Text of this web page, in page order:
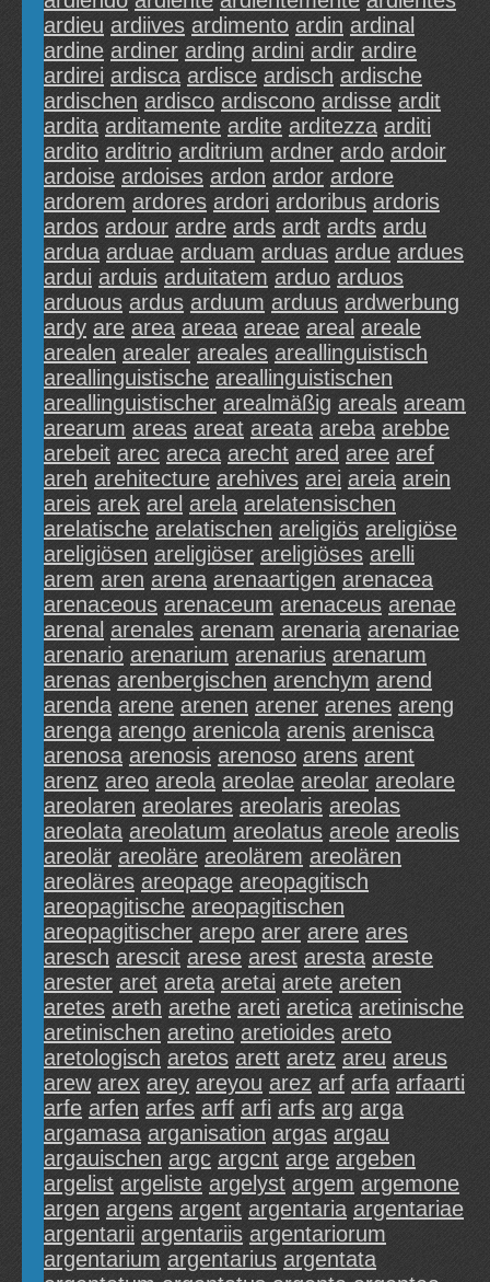
ardieu ardiives ardimento ardin ardinal
ardine ardiner arding ardini ardir ardire
ardirei ardisca ardisce ardisch ardische
ardischen ardisco ardiscono ardisse ardit
ardita arditamente ardite arditezza arditi
ardito arditrio arditrium ardner ardo ardoir
ardoise ardoises ardon ardor ardore
ardorem ardores ardori ardoribus ardoris
ardos ardour ardre ards ardt ardts ardu
ardua arduae arduam arduas ardue ardues
ardui arduis arduitatem arduo arduos
arduous ardus arduum arduus ardwerbung
ardy are area areaa areae areal areale
arealen arealer areales areallinguistisch
areallinguistische areallinguistischen
areallinguistischer arealmäßig areals aream
arearum areas areat areata areba arebbe
arebeit arec areca arecht ared aree aref
areh arehitecture arehives arei areia arein
areis arek arel arela arelatensischen
arelatische arelatischen areligiös areligiöse
areligiösen areligiöser areligiöses arelli
arem aren arena arenaartigen arenacea
arenaceous arenaceum arenaceus arenae
arenal arenales arenam arenaria arenariae
arenario arenarium arenarius arenarum
arenas arenbergischen arenchym arend
arenda arene arenen arener arenes areng
arenga arengo arenicola arenis arenisca
arenosa arenosis arenoso arens arent
arenz areo areola areolae areolar areolare
areolaren areolares areolaris areolas
areolata areolatum areolatus areole areolis
areolär areoläre areolärem areolären
areoläres areopage areopagitisch
areopagitische areopagitischen
areopagitischer arepo arer arere ares
aresch arescit arese arest aresta areste
arester aret areta aretai arete areten
aretes areth arethe areti aretica aretinische
aretinischen aretino aretioides areto
aretologisch aretos arett aretz areu areus
arew arex arey areyou arez arf arfa arfaarti
arfe arfen arfes arff arfi arfs arg arga
argamasa arganisation argas argau
argauischen argc argcnt arge argeben
argelist argeliste argelyst argem argemone
argen argens argent argentaria argentariae
argentarii argentariis argentariorum
argentarium argentarius argentata